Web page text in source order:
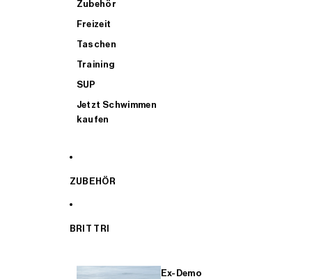
Zubehör
Freizeit
Taschen
Training
SUP
Jetzt Schwimmen
kaufen
ZUBEHÖR
BRIT TRI
Ex-Demo